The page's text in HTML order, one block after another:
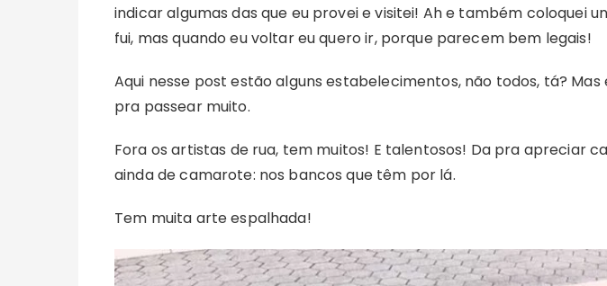
indicar algumas das que eu provei e visitei! Ah e também coloquei
fui, mas quando eu voltar eu quero ir, porque parecem bem legais!
Aqui nesse post estão alguns estabelecimentos, não todos, tá?
pra passear muito.
Fora os artistas de rua, tem muitos! E talentosos! Da pra apreciar
ainda de camarote: nos bancos que têm por lá.
Tem muita arte espalhada!